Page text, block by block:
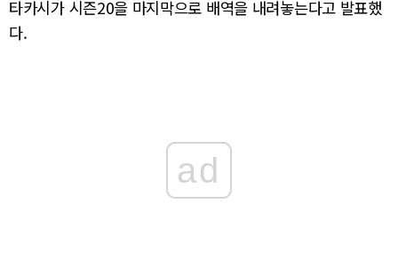
타카시가 시즌20을 마지막으로 배역을 내려놓는다고 발표했
다.
ad